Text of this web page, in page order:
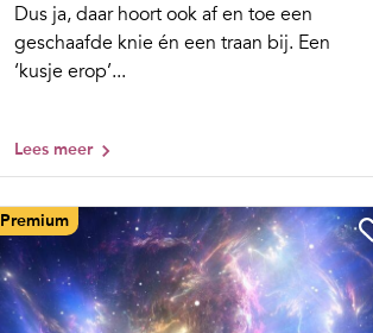
Dus ja, daar hoort ook af en toe een
geschaafde knie én een traan bij. Een
‘kusje erop’...
Lees meer
Premium